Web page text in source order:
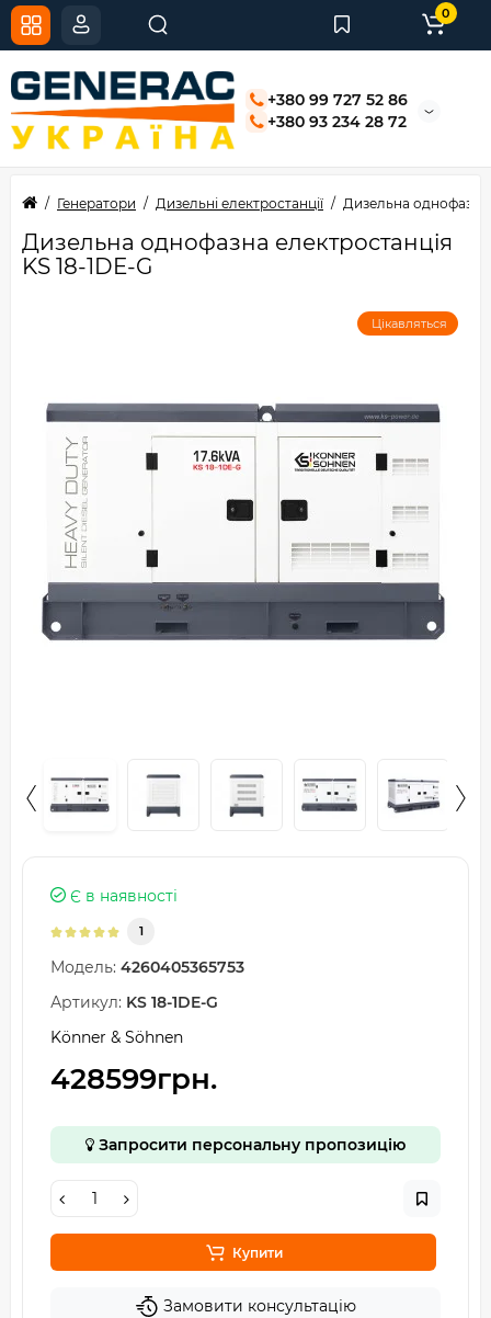
+380 99 727 52 86
+380 93 234 28 72
0
Генератори Дизельні електростанції Дизельна однофазна
Дизельна однофазна електростанція
KS 18-1DE-G
Цікавляться
Є в наявності
1
Модель: 4260405365753
Артикул: KS 18-1DE-G
Könner & Söhnen
428599грн.
Запросити персональну пропозицію
Купити
Замовити консультацію